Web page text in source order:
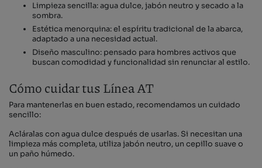
Limpieza sencilla: agua dulce, jabón neutro y secado a la
sombra.
Estética menorquina: el espíritu tradicional de la abarca,
adaptado a una necesidad actual.
Diseño masculino: pensado para hombres activos que
buscan comodidad y funcionalidad sin renunciar al estilo.
Cómo cuidar tus Línea AT
Para mantenerlas en buen estado, recomendamos un cuidado
sencillo:
Acláralas con agua dulce después de usarlas. Si necesitan una
limpieza más completa, utiliza jabón neutro, un cepillo suave o
un paño húmedo.